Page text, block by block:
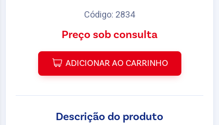
Código: 2834
Preço sob consulta
ADICIONAR AO CARRINHO
Descrição do produto